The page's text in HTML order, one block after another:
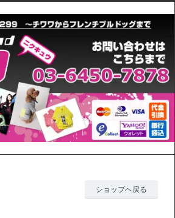
ショップへ戻る